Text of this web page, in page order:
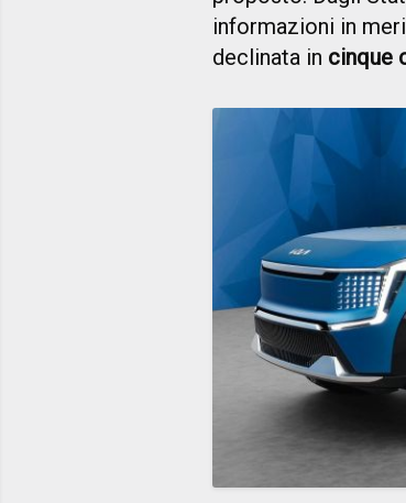
informazioni in
declinata in cinque